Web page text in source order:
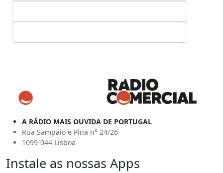
A RÁDIO MAIS OUVIDA DE PORTUGAL
Rua Sampaio e Pina n° 24/26
1099-044 Lisboa
Instale as nossas Apps